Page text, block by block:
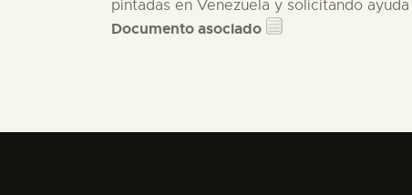
pintadas en Venezuela y solicitando
Documento asociado